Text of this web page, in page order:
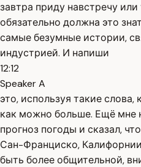
завтра приду навстречу
обязательно должна это
самые безумные истории,
индустрией. И напиши
12:12
Speaker A
это, используя такие
как можно больше. Ещё мне
прогноз погоды и сказал,
Сан-Франциско,
быть более общительной,